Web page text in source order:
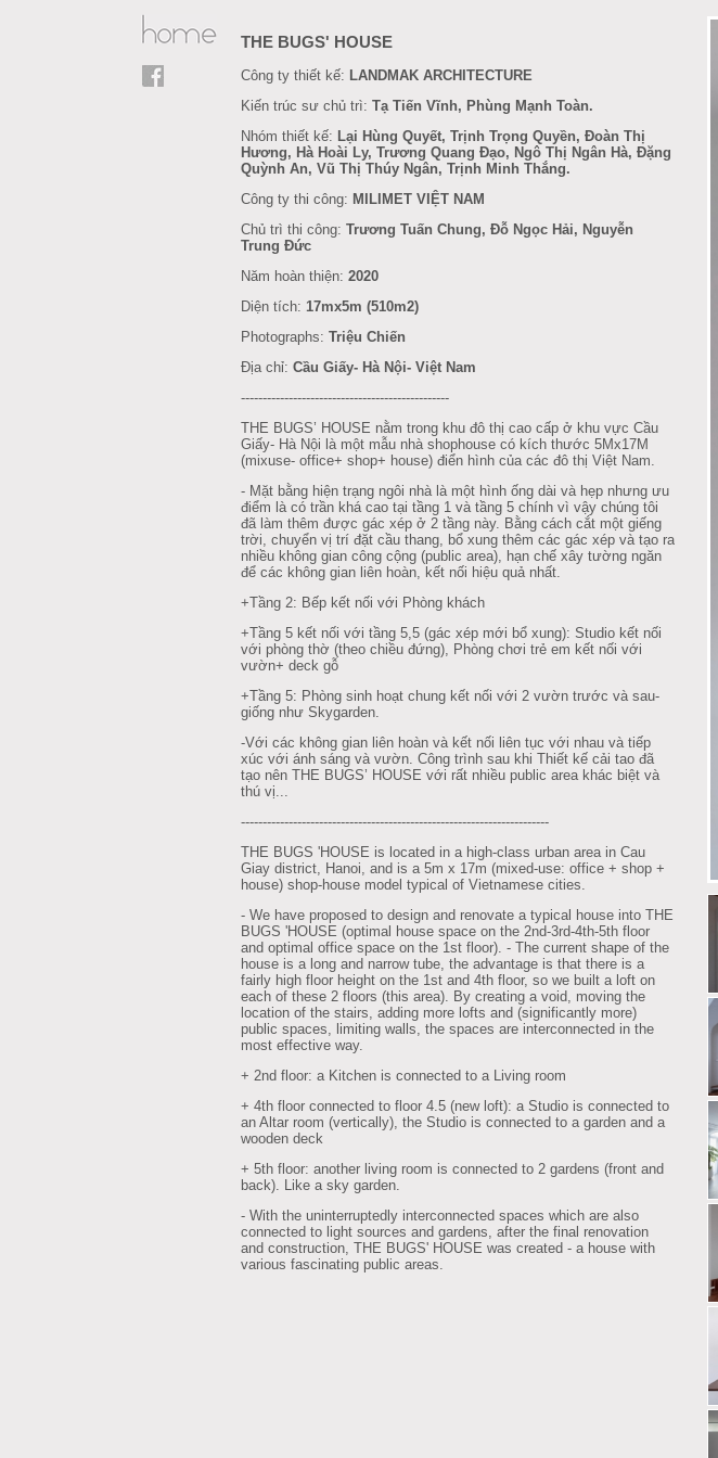
THE BUGS' HOUSE
Công ty thiết kế: LANDMAK ARCHITECTURE
Kiến trúc sư chủ trì: Tạ Tiến Vĩnh, Phùng Mạnh Toàn.
Nhóm thiết kế: Lại Hùng Quyết, Trịnh Trọng Quyền, Đoàn Thị
Hương, Hà Hoài Ly, Trương Quang Đạo, Ngô Thị Ngân Hà, Đặng
Quỳnh An, Vũ Thị Thúy Ngân, Trịnh Minh Thắng.
Công ty thi công: MILIMET VIỆT NAM
Chủ trì thi công: Trương Tuấn Chung, Đỗ Ngọc Hải, Nguyễn
Trung Đức
Năm hoàn thiện: 2020
Diện tích: 17mx5m (510m2)
Photographs: Triệu Chiến
Địa chỉ: Cầu Giấy- Hà Nội- Việt Nam
------------------------------------------------
THE BUGS’ HOUSE nằm trong khu đô thị cao cấp ở khu vực Cầu
Giấy- Hà Nội là một mẫu nhà shophouse có kích thước 5Mx17M
(mixuse- office+ shop+ house) điển hình của các đô thị Việt Nam.
- Mặt bằng hiện trạng ngôi nhà là một hình ống dài và hẹp nhưng ưu
điểm là có trần khá cao tại tầng 1 và tầng 5 chính vì vậy chúng tôi
đã làm thêm được gác xép ở 2 tầng này. Bằng cách cắt một giếng
trời, chuyển vị trí đặt cầu thang, bổ xung thêm các gác xép và tạo ra
nhiều không gian công cộng (public area), hạn chế xây tường ngăn
để các không gian liên hoàn, kết nối hiệu quả nhất.
+Tầng 2: Bếp kết nối với Phòng khách
+Tầng 5 kết nối với tầng 5,5 (gác xép mới bổ xung): Studio kết nối
với phòng thờ (theo chiều đứng), Phòng chơi trẻ em kết nối với
vườn+ deck gỗ
+Tầng 5: Phòng sinh hoạt chung kết nối với 2 vườn trước và sau-
giống như Skygarden.
-Với các không gian liên hoàn và kết nối liên tục với nhau và tiếp
xúc với ánh sáng và vườn. Công trình sau khi Thiết kế cải tao đã
tạo nên THE BUGS’ HOUSE với rất nhiều public area khác biệt và
thú vị...
-----------------------------------------------------------------------
THE BUGS 'HOUSE is located in a high-class urban area in Cau
Giay district, Hanoi, and is a 5m x 17m (mixed-use: office + shop +
house) shop-house model typical of Vietnamese cities.
- We have proposed to design and renovate a typical house into THE
BUGS 'HOUSE (optimal house space on the 2nd-3rd-4th-5th floor
and optimal office space on the 1st floor). - The current shape of the
house is a long and narrow tube, the advantage is that there is a
fairly high floor height on the 1st and 4th floor, so we built a loft on
each of these 2 floors (this area). By creating a void, moving the
location of the stairs, adding more lofts and (significantly more)
public spaces, limiting walls, the spaces are interconnected in the
most effective way.
+ 2nd floor: a Kitchen is connected to a Living room
+ 4th floor connected to floor 4.5 (new loft): a Studio is connected to
an Altar room (vertically), the Studio is connected to a garden and a
wooden deck
+ 5th floor: another living room is connected to 2 gardens (front and
back). Like a sky garden.
- With the uninterruptedly interconnected spaces which are also
connected to light sources and gardens, after the final renovation
and construction, THE BUGS' HOUSE was created - a house with
various fascinating public areas.